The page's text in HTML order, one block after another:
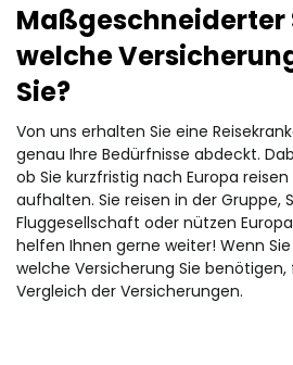
Maßgeschneiderter
welche
Sie?
Von uns erhalten Sie eine
genau Ihre Bedürfnisse abdeckt.
ob Sie kurzfristig nach Europa
aufhalten. Sie reisen in der Gruppe,
Fluggesellschaft oder nützen
helfen Ihnen gerne weiter! Wenn
welche Versicherung Sie benötigen,
Vergleich der Versicherungen.